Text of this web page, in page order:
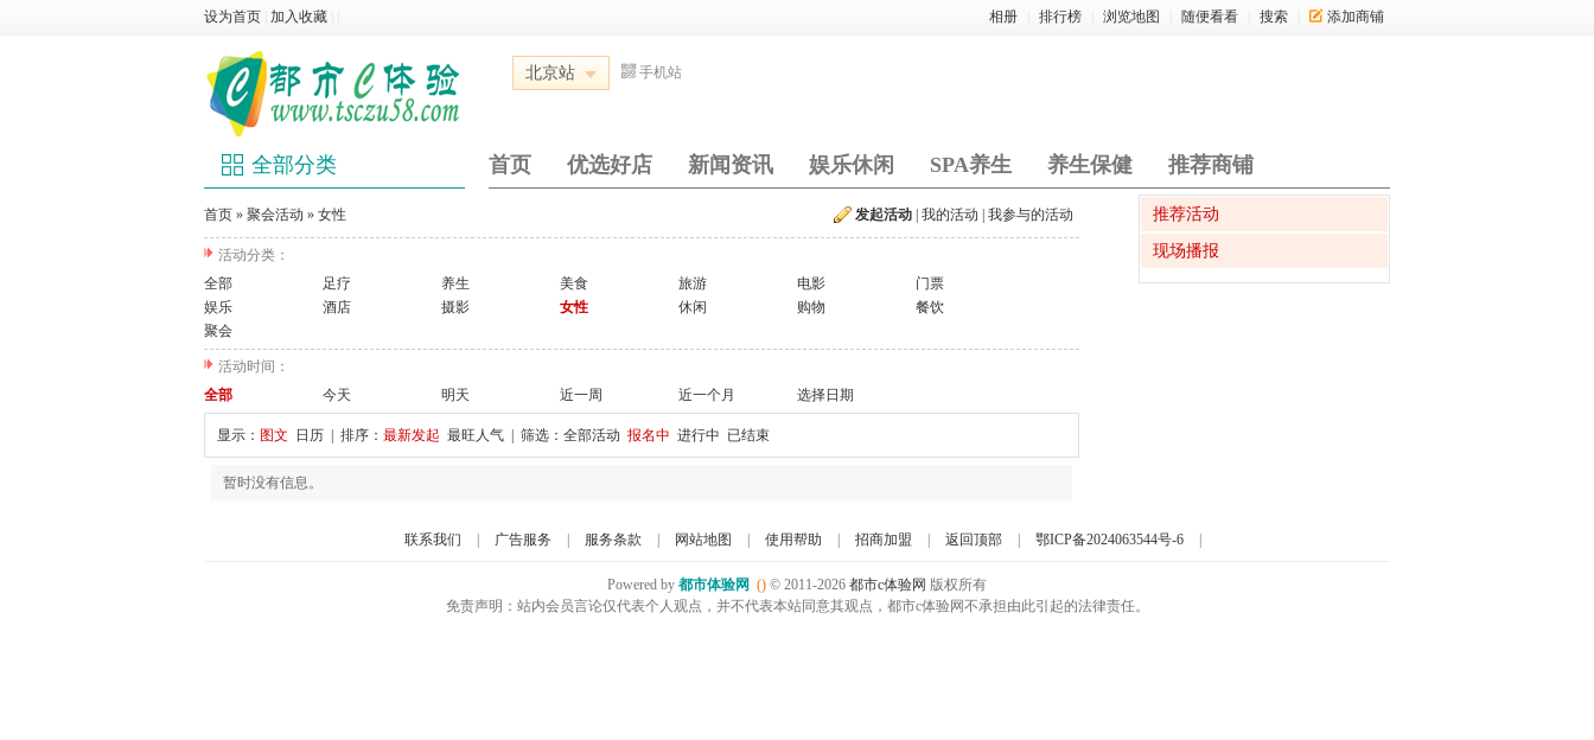
设为首页 加入收藏 相册 排行榜 浏览地图 随便看看 搜索 添加商铺
北京站 手机站
全部分类 首页 优选好店 新闻资讯 娱乐休闲 SPA养生 养生保健 推荐商铺
发起活动 我的活动 我参与的活动
首页 » 聚会活动 » 女性
活动分类：
全部
足疗 养生 美食 旅游 电影
门票
娱乐
酒店 摄影 女性 休闲 购物
餐饮
聚会
活动时间：
全部
今天 明天 近一周 近一个月 选择日期
显示： 图文 日历 | 排序： 最新发起 最旺人气 | 筛选： 全部活动 报名中 进行中 已结束
暂时没有信息。
推荐活动
现场播报
联系我们 广告服务 服务条款 网站地图 使用帮助 招商加盟 返回顶部 鄂ICP备2024063544号-6
Powered by 都市体验网 () © 2011-2026 都市c体验网 版权所有
免责声明：站内会员言论仅代表个人观点，并不代表本站同意其观点，都市c体验网不承担由此引起的法律责任。